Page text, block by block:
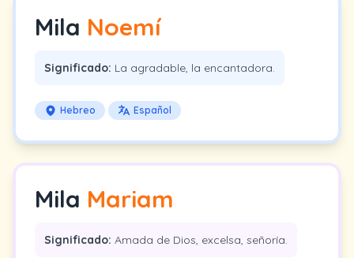
Mila Noemí
Significado: La agradable, la encantadora.
Hebreo Español
Mila Mariam
Significado: Amada de Dios, excelsa, señoría.